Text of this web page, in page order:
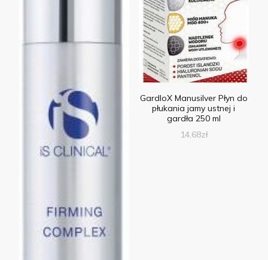
GardloX Manusilver Płyn do
płukania jamy ustnej i
gardła 250 ml
14,68zł